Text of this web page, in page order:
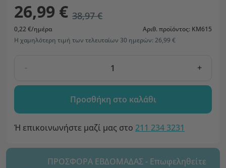
26,99 € 38,97 €
0,22 €/ημέρα
Αριθ. προϊόντος: KM615
Η χαμηλότερη τιμή των τελευταίων 30 ημερών: 26,99 €
- +
Προσθήκη στο καλάθι
Ή επικοινωνήστε μαζί μας στο 211 234 3231
ΠΡΟΣΦΟΡΑ ΕΒΔΟΜΑΔΑΣ - Επωφεληθείτε